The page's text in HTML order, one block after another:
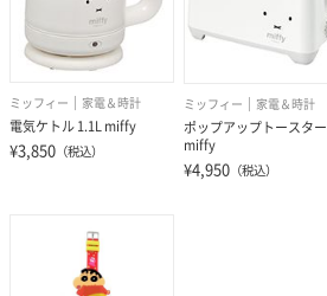
ミッフィー 家電＆時計
電気ケトル 1.1L miffy
¥3,850 （税込）
ミッフィー 家電＆時計
ポップアップトースター
miffy
¥4,950（税込）